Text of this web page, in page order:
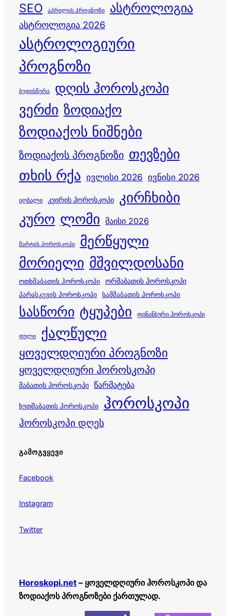
SEO აპრილის პროგნოზი ასტროლოგია
ასტროლოგია 2026
ასტროლოგიური
პროგნოზი
ბედისწერა დღის ჰოროსკოპი
ვერძი ზოდიაქო
ზოდიაქოს ნიშნები
ზოდიაქოს პროგნოზი თევზები
თხის რქა ივლისი 2026 ივნისი 2026
იღბალი კვირის ჰოროსკოპი
კირჩხიბი
კურო ლომი მაისი 2026
მარტის ჰოროსკოპი მერწყული
მორიელი მშვილდოსანი
ოთხშაბათის ჰოროსკოპი
ორშაბათის ჰოროსკოპი
პარასკევის ჰოროსკოპი
სამშაბათის ჰოროსკოპი
სასწორი ტყუპები ფინანსური ჰოროსკოპი
ფული ქალწული
ყოველდღიური პროგნოზი
ყოველდღიური ჰოროსკოპი
შაბათის ჰოროსკოპი წარმატება
ხუთშაბათის ჰოროსკოპი ჰოროსკოპი
ჰოროსკოპი დღეს
ᲒᲐᲛᲝᲒᲕᲧᲔᲕᲘ
Facebook
Instagram
Twitter
Horoskopi.net– ყოველდღიური ჰოროსკოპი და
ზოდიაქოს პროგნოზები ქართულად.